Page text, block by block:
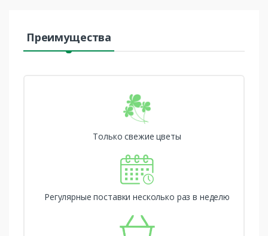
Преимущества
Только свежие цветы
Регулярные поставки несколько раз в неделю